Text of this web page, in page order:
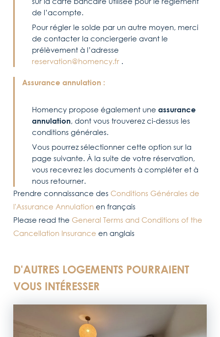
de l’acompte.
Pour régler le solde par un autre moyen, merci
de contacter la conciergerie avant le
prélèvement à l’adresse
reservation@homency.fr .
Assurance annulation :
Homency propose également une assurance
annulation, dont vous trouverez ci-dessus les
conditions générales.
Vous pourrez sélectionner cette option sur la
page suivante. À la suite de votre réservation,
vous recevrez les documents à compléter et à
nous retourner.
Prendre connaissance des Conditions Générales de
l'Assurance Annulation en français
Please read the General Terms and Conditions of the
Cancellation Insurance en anglais
D'AUTRES LOGEMENTS POURRAIENT
VOUS INTÉRESSER